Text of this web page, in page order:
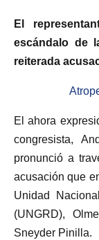
El
escándalo de
reiterada
El ahora
congresista,
pronunció a
acusación que
Unidad
(UNGRD),
Sneyder Pinilla.